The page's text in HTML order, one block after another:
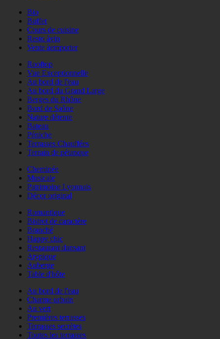
Bio
Buffet
Cours de cuisine
Resto àvin
Vente àemporter
Rooftop
Vue Exceptionnelle
Au bord de l'eau
Au bord du Grand Large
Berges du Rhône
Bord de Saône
Nature détente
Bateau
Péniche
Terrasses Chauffées
Terrain de pétanque
Cheminée
Musicale
Patrimoine Lyonnais
Décor original
Romantique
Bistrot de caractère
Branché
Happy chic
Restaurant dansant
Atypique
Auberge
Table d'hôte
Au bord de l'eau
Charme urbain
Au vert
Premières terrasses
Terrasses secrètes
Toutes les terrasses